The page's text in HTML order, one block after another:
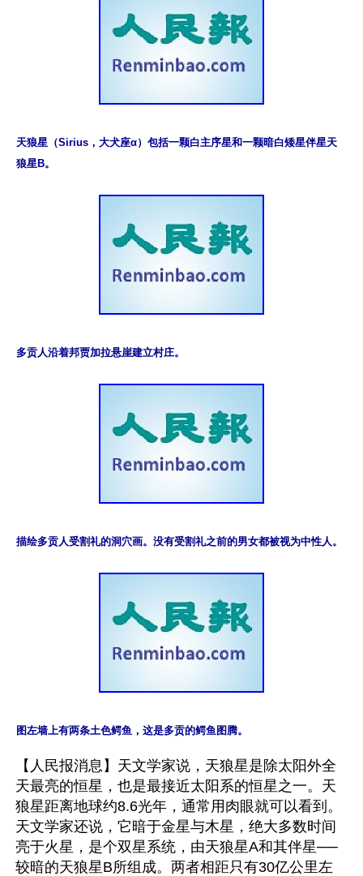
天狼星（Sirius，大犬座α）包括一颗白主序星和一颗暗白矮星伴星天
狼星B。
多贡人沿着邦贾加拉悬崖建立村庄。
描绘多贡人受割礼的洞穴画。没有受割礼之前的男女都被视为中性人。
图左墙上有两条土色鳄鱼，这是多贡的鳄鱼图腾。
【人民报消息】天文学家说，天狼星是除太阳外全
天最亮的恒星，也是最接近太阳系的恒星之一。天
狼星距离地球约8.6光年，通常用肉眼就可以看到。
天文学家还说，它暗于金星与木星，绝大多数时间
亮于火星，是个双星系统，由天狼星A和其伴星──
较暗的天狼星B所组成。两者相距只有30亿公里左